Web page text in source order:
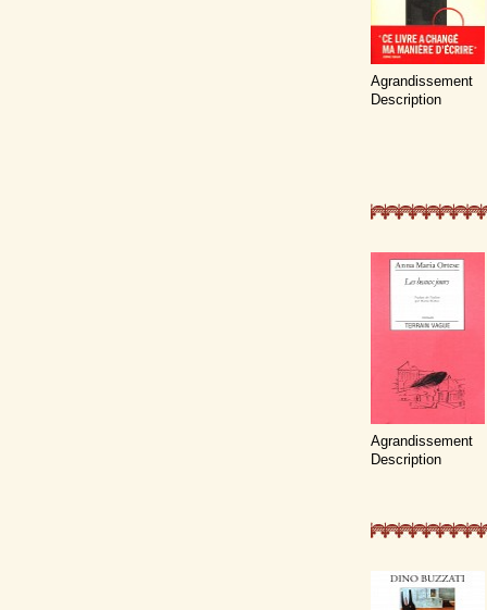
Agrandissement
Description
Agrandissement
Description